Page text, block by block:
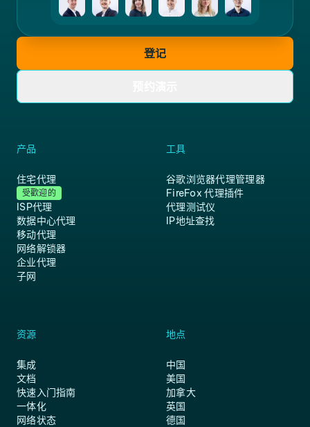
登记
产品
住宅代理
受歡迎的
ISP代理
数据中心代理
移动代理
网络解锁器
企业代理
子网
工具
谷歌浏览器代理管理器
FireFox 代理插件
代理测试仪
IP地址查找
资源
集成
文档
快速入门指南
一体化
网络状态
地点
中国
美国
加拿大
英国
德国